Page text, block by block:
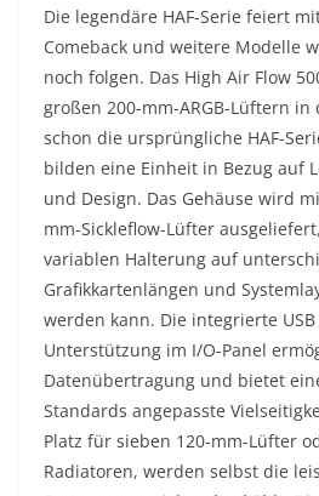
Die legendäre HAF-Serie feiert
Comeback und weitere Modelle
noch folgen. Das High Air Flow
großen 200-mm-ARGB-Lüftern
schon die ursprüngliche HAF-
bilden eine Einheit in Bezug auf
und Design. Das Gehäuse wird
mm-Sickleflow-Lüfter
variablen Halterung auf
Grafikkartenlängen und
werden kann. Die integrierte USB
Unterstützung im I/O-Panel
Datenübertragung und bietet
Standards angepasste
Platz für sieben 120-mm-Lüfter
Radiatoren, werden selbst die